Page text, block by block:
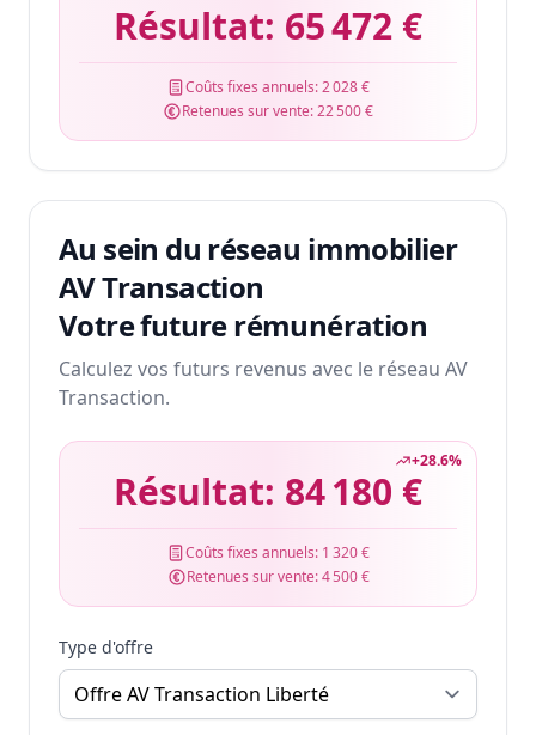
Résultat: 65 472 €
Coûts fixes annuels:2 028 €
Retenues sur vente:22 500 €
Au sein du réseau immobilier
AV Transaction
Votre future rémunération
Calculez vos futurs revenus avec le réseau AV
Transaction.
+28.6%
Résultat: 84 180 €
Coûts fixes annuels: 1 320 €
Retenues sur vente:4 500 €
Type d'offre